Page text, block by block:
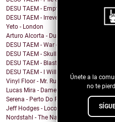
Únete a la
no te
DESU TAEM - Empty. Hollowed Out
DESU TAEM - Irreverent Resident
Yeto - London
Arturo Alcorta - Dualidad
DESU TAEM - War on Bullies
DESU TAEM - Skull and Crossbones
DESU TAEM - Blasted into Rebirth
DESU TAEM - I Will Not Be Assimilated
Vinyl Floor - Mr. Rubinstein - Single Edit
Lucas Mira - Dame alguna señal
Serena - Perto Do Fim
Jeff Hodges - Loco Motive (Music Row
Nordstahl - The Nameless Hour